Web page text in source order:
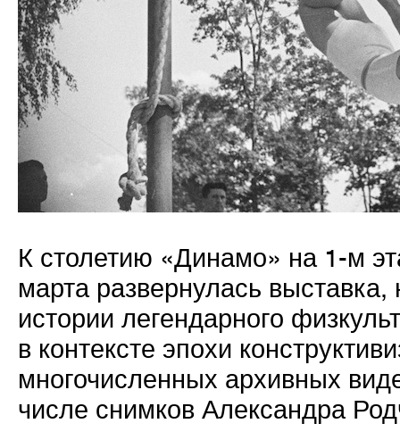
К столетию «Динамо» на 1-м
марта развернулась
истории легендарного
в контексте эпохи
многочисленных архивных
числе снимков Александра